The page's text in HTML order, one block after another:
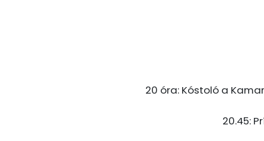
20 óra: Kóstoló a
20.45: